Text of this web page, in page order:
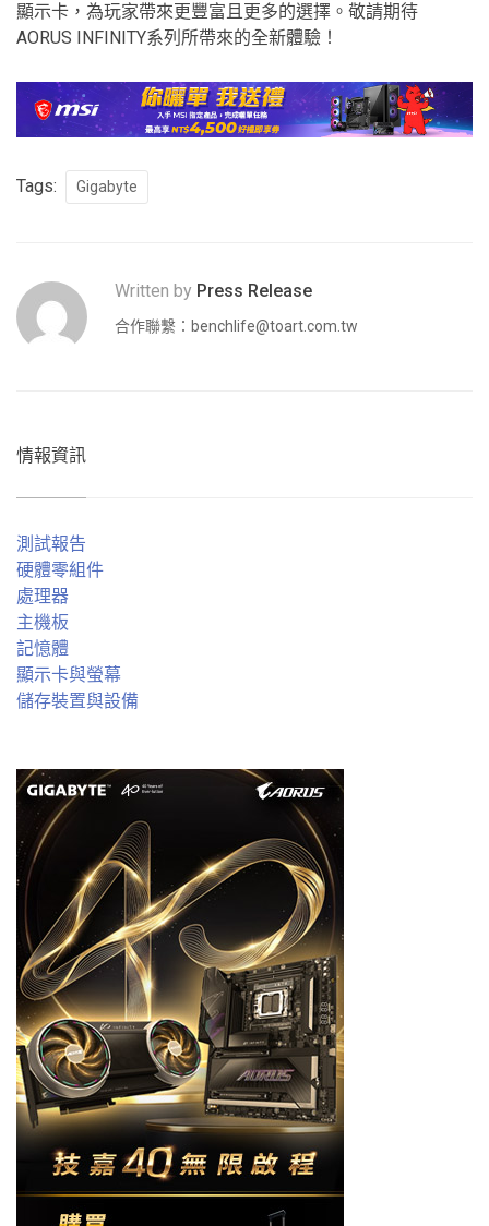
顯示卡，為玩家帶來更豐富且更多的選擇。敬請期待
AORUS INFINITY系列所帶來的全新體驗！
Tags: Gigabyte
Written by Press Release
合作聯繫： benchlife@toart.com.tw
情報資訊
測試報告
硬體零組件
處理器
主機板
記憶體
顯示卡與螢幕
儲存裝置與設備